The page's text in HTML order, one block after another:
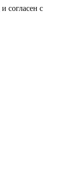
и согласен с